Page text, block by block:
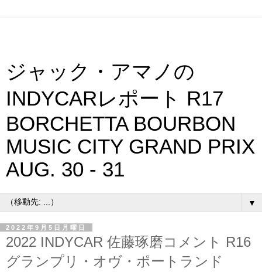
ジャック・アマノの
INDYCARレポート R17
BORCHETTA BOURBON
MUSIC CITY GRAND PRIX
AUG. 30 - 31
▼
2022年9月5日月曜日
2022 INDYCAR 佐藤琢磨コメント R16
グランプリ・オヴ・ポートランド